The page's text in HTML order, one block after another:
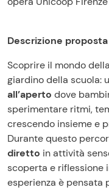
Descrizione
Scoprire il mondo
giardino della scuola:
all’aperto dove
sperimentare ritmi,
crescendo insieme e
Durante questo
diretto in attività
scoperta e riflessione
esperienza è pensata